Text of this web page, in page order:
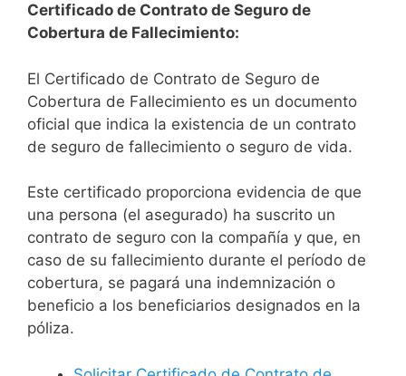
Certificado de Contrato de Seguro de
Cobertura de Fallecimiento:
El Certificado de Contrato de Seguro de
Cobertura de Fallecimiento es un documento
oficial que indica la existencia de un contrato
de seguro de fallecimiento o seguro de vida.
Este certificado proporciona evidencia de que
una persona (el asegurado) ha suscrito un
contrato de seguro con la compañía y que, en
caso de su fallecimiento durante el período de
cobertura, se pagará una indemnización o
beneficio a los beneficiarios designados en la
póliza.